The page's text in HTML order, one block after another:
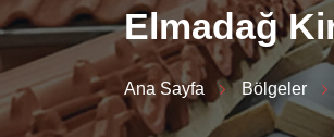
Elmadağ Ki
Ana Sayfa Bölgeler